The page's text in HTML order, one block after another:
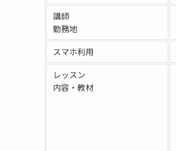
講師
勤務地
スマホ利用
レッスン
内容・教材